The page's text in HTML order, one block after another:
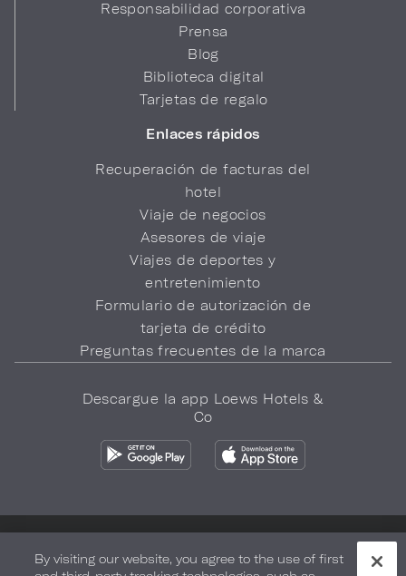
Responsabilidad corporativa
Prensa
Blog
Biblioteca digital
Tarjetas de regalo
Enlaces rápidos
Recuperación de facturas del
hotel
Viaje de negocios
Asesores de viaje
Viajes de deportes y
entretenimiento
Formulario de autorización de
tarjeta de crédito
Preguntas frecuentes de la marca
Descargue la app Loews Hotels &
Co
By visiting our website, you agree to the use of first